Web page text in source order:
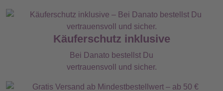
Käuferschutz inklusive
Bei Danato bestellst Du
vertrauensvoll und sicher.